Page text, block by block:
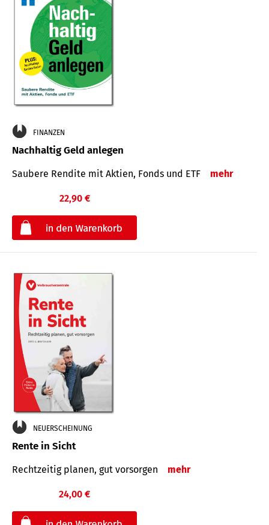
FINANZEN
Nachhaltig Geld anlegen
Saubere Rendite mit Aktien, Fonds und ETF mehr
22,90 €
NEUERSCHEINUNG
Rente in Sicht
Rechtzeitig planen, gut vorsorgen mehr
24,00 €